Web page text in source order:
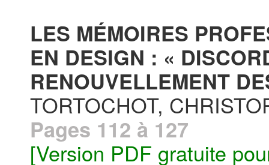
LES MÉMOIRES
EN DESIGN : «
RENOUVELLEMENT
TORTOCHOT,
Pages 112 à 127
[Version PDF gratuite